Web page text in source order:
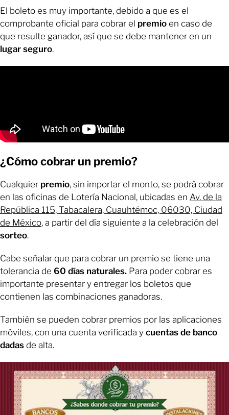
El boleto es muy importante, debido a que es el
comprobante oficial para cobrar el premio en caso de
que resulte ganador, así que se debe mantener en un
lugar seguro.
¿Cómo cobrar un premio?
Cualquier premio, sin importar el monto, se podrá cobrar
en las oficinas de Lotería Nacional, ubicadas en Av. de la
República 115, Tabacalera, Cuauhtémoc, 06030, Ciudad
de México, a partir del día siguiente a la celebración del
sorteo.
Cabe señalar que para cobrar un premio se tiene una
tolerancia de 60 días naturales. Para poder cobrar es
importante presentar y entregar los boletos que
contienen las combinaciones ganadoras.
También se pueden cobrar premios por las aplicaciones
móviles, con una cuenta verificada y cuentas de banco
dadas de alta.